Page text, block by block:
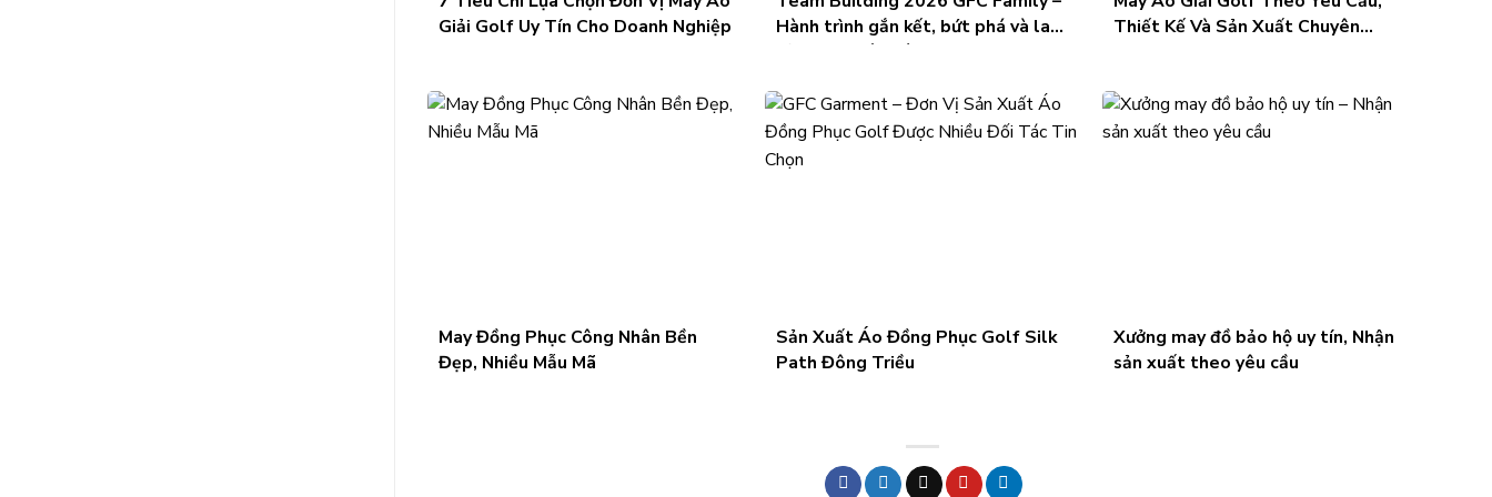
Giải Golf Uy Tín Cho Doanh Nghiệp
Hành trình gắn kết, bứt phá và lan
tỏa tinh thần đồng đội
Thiết Kế Và Sản Xuất Chuyên
May Đồng Phục Công Nhân Bền
Đẹp, Nhiều Mẫu Mã
Sản Xuất Áo Đồng Phục Golf Silk
Path Đông Triều
Xưởng may đồ bảo hộ uy tín, Nhận
sản xuất theo yêu cầu